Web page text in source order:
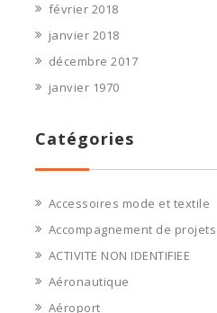
février 2018
janvier 2018
décembre 2017
janvier 1970
Catégories
Accessoires mode et textile
Accompagnement de projets
ACTIVITE NON IDENTIFIEE
Aéronautique
Aéroport